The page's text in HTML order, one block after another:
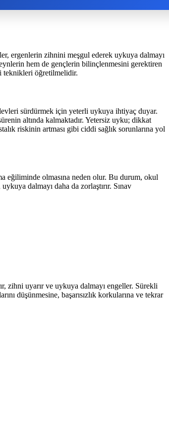
ergenlerin zihnini meşgul ederek uykuya dalmayı
hem de gençlerin bilinçlenmesini gerektiren
teknikleri öğretilmelidir.
sürdürmek için yeterli uykuya ihtiyaç duyar.
altında kalmaktadır. Yetersiz uyku; dikkat
riskinin artması gibi ciddi sağlık sorunlarına yol
eğiliminde olmasına neden olur. Bu durum, okul
dalmayı daha da zorlaştırır. Sınav
zihni uyarır ve uykuya dalmayı engeller. Sürekli
düşünmesine, başarısızlık korkularına ve tekrar